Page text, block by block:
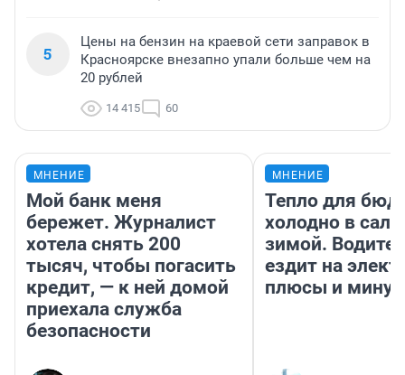
5
Цены на бензин на краевой сети заправок в
Красноярске внезапно упали больше чем на
20 рублей
14 415 60
МНЕНИЕ
Мой банк меня
бережет. Журналист
хотела снять 200
тысяч, чтобы погасить
кредит, — к ней домой
приехала служба
безопасности
МНЕНИЕ
Тепло для
холодно в
зимой.
ездит на
плюсы и